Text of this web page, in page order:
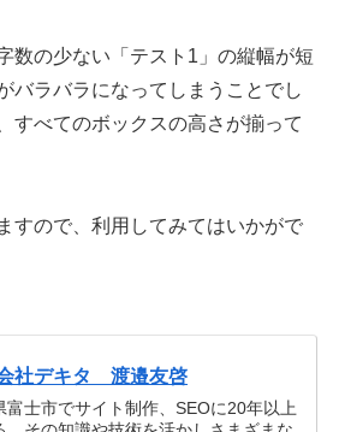
数の少ない「テスト1」の縦幅が短
バラバラになってしまうことでし
すべてのボックスの高さが揃って
すので、利用してみてはいかがで
社デキタ 渡邉友啓
富士市でサイト制作、SEOに20年以上